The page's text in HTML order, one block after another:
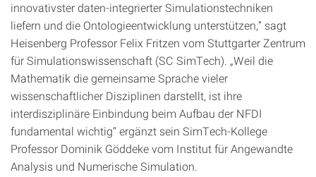
innovativster daten-integrierter Simulationstechniken
liefern und die Ontologieentwicklung unterstützen,” sagt
Heisenberg Professor Felix Fritzen vom Stuttgarter Zentrum
für Simulationswissenschaft (SC SimTech). „Weil die
Mathematik die gemeinsame Sprache vieler
wissenschaftlicher Disziplinen darstellt, ist ihre
interdisziplinäre Einbindung beim Aufbau der NFDI
fundamental wichtig“ ergänzt sein SimTech-Kollege
Professor Dominik Göddeke vom Institut für Angewandte
Analysis und Numerische Simulation.